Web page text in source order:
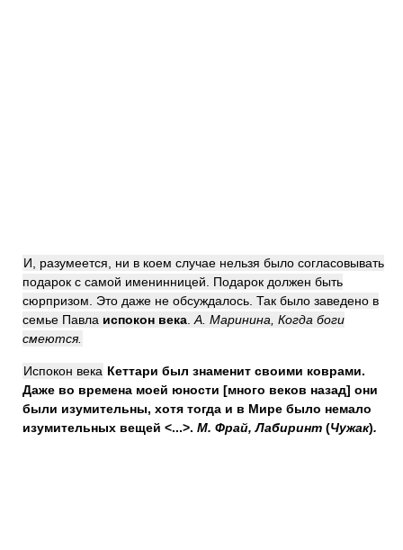
И, разумеется, ни в коем случае нельзя было согласовывать
подарок с самой именинницей. Подарок должен быть
сюрпризом. Это даже не обсуждалось. Так было заведено в
семье Павла испокон века А. Маринина, Когда боги
смеются.
Испокон века Кеттари был знаменит своими коврами.
Даже во времена моей юности [много веков назад] они
были изумительны, хотя тогда и в Мире было немало
изумительных вещей <...>. М. Фрай, Лабиринт (Чужак).